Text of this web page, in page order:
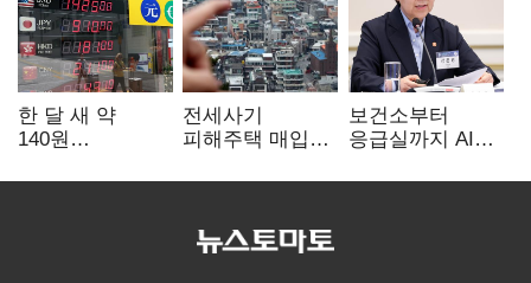
한 달 새 약
140원
엔저'에 원화
전세사기
피해주택 매입
누적 피해자
보건소부터
응급실까지 AI
혁신 본격화